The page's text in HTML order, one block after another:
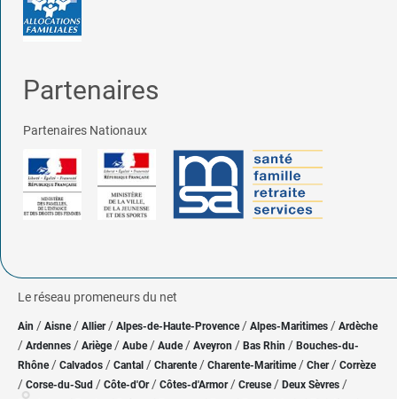
Partenaires
Partenaires Nationaux
Le réseau promeneurs du net
Ain / Aisne/ Allier/ Alpes-de-Haute-Provence / Alpes-Maritimes / Ardèche
/ Ardennes / Ariège/ Aube/ Aude / Aveyron / Bas Rhin / Bouches-du-
Rhône/ Calvados / Cantal / Charente / Charente-Maritime/ Cher / Corrèze
/ Corse-du-Sud / Côte-d'Or / Côtes-d'Armor/ Creuse/ Deux Sèvres /